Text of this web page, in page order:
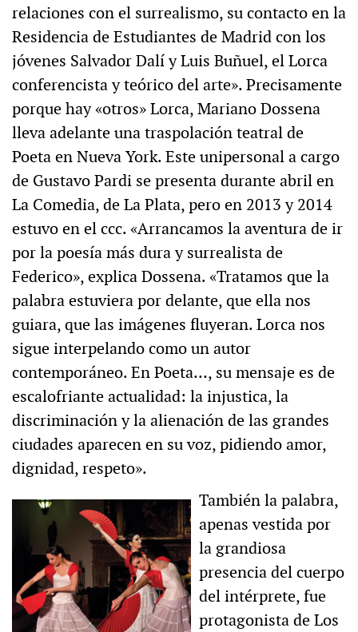
relaciones con el surrealismo, su contacto en la
Residencia de Estudiantes de Madrid con los
jóvenes Salvador Dalí y Luis Buñuel, el Lorca
conferencista y teórico del arte». Precisamente
porque hay «otros» Lorca, Mariano Dossena
lleva adelante una traspolación teatral de
Poeta en Nueva York. Este unipersonal a cargo
de Gustavo Pardi se presenta durante abril en
La Comedia, de La Plata, pero en 2013 y 2014
estuvo en el ccc. «Arrancamos la aventura de ir
por la poesía más dura y surrealista de
Federico», explica Dossena. «Tratamos que la
palabra estuviera por delante, que ella nos
guiara, que las imágenes fluyeran. Lorca nos
sigue interpelando como un autor
contemporáneo. En Poeta…, su mensaje es de
escalofriante actualidad: la injustica, la
discriminación y la alienación de las grandes
ciudades aparecen en su voz, pidiendo amor,
dignidad, respeto».
También la palabra,
apenas vestida por
la grandiosa
presencia del cuerpo
del intérprete, fue
protagonista de Los